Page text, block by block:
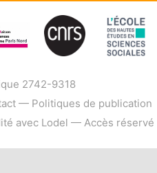
2742-9318
— Politiques de publication
avec Lodel — Accès réservé